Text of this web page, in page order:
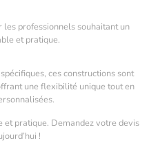
les professionnels souhaitant un
et pratique.
ces constructions sont
une flexibilité unique tout en
et pratique. Demandez votre devis
!